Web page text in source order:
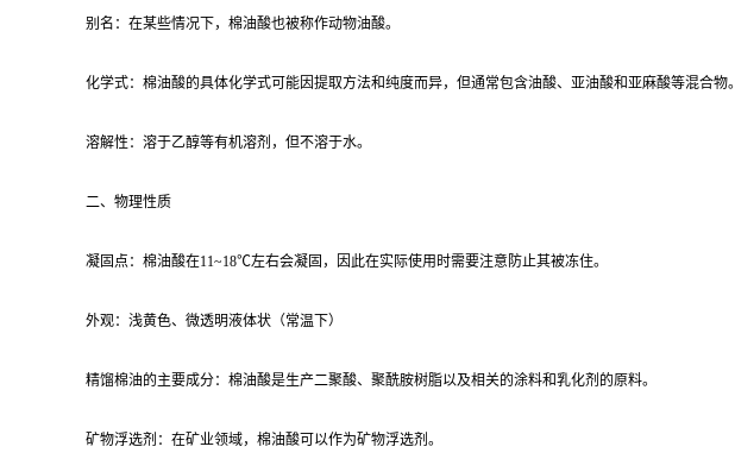
别名：在某些情况下，棉油酸也被称作动物油酸。
化学式：棉油酸的具体化学式可能因提取方法和纯度而异，但通常包含油酸、亚油酸和亚麻酸等混合物。
溶解性：溶于乙醇等有机溶剂，但不溶于水。
二、物理性质
凝固点：棉油酸在11~18℃左右会凝固，因此在实际使用时需要注意防止其被冻住。
外观：浅黄色、微透明液体状（常温下）
精馏棉油的主要成分：棉油酸是生产二聚酸、聚酰胺树脂以及相关的涂料和乳化剂的原料。
矿物浮选剂：在矿业领域，棉油酸可以作为矿物浮选剂。